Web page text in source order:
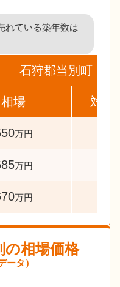
れている築年数は
石狩郡当別町
相場 対象
万円
万円
万円
の相場価格
ータ）